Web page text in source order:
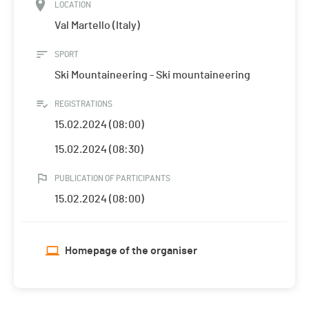
LOCATION
Val Martello (Italy)
SPORT
Ski Mountaineering - Ski mountaineering
REGISTRATIONS
15.02.2024 (08:00)
15.02.2024 (08:30)
PUBLICATION OF PARTICIPANTS
15.02.2024 (08:00)
Homepage of the organiser